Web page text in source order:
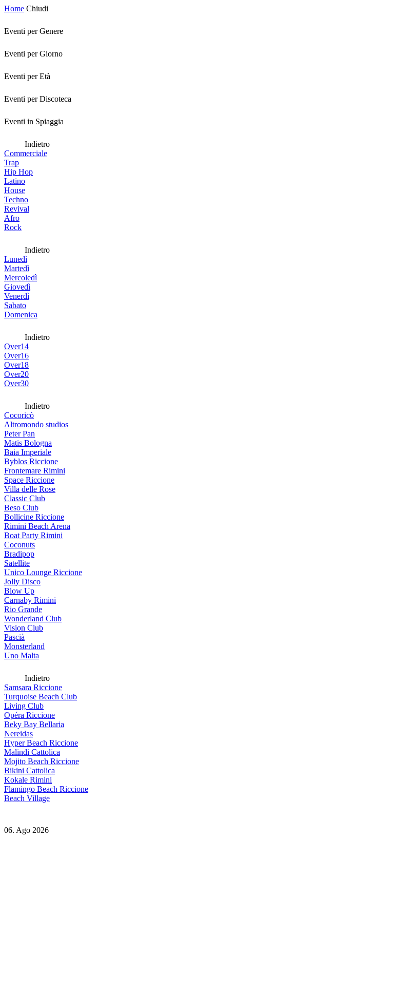
Home Chiudi
Eventi per Genere
Eventi per Giorno
Eventi per Età
Eventi per Discoteca
Eventi in Spiaggia
Indietro
Commerciale
Trap
Hip Hop
Latino
House
Techno
Revival
Afro
Rock
Indietro
Lunedì
Martedì
Mercoledì
Giovedì
Venerdì
Sabato
Domenica
Indietro
Over14
Over16
Over18
Over20
Over30
Indietro
Cocoricò
Altromondo studios
Peter Pan
Matis Bologna
Baia Imperiale
Byblos Riccione
Frontemare Rimini
Space Riccione
Villa delle Rose
Classic Club
Beso Club
Bollicine Riccione
Rimini Beach Arena
Boat Party Rimini
Coconuts
Bradipop
Satellite
Unico Lounge Riccione
Jolly Disco
Blow Up
Carnaby Rimini
Rio Grande
Wonderland Club
Vision Club
Pascià
Monsterland
Uno Malta
Indietro
Samsara Riccione
Turquoise Beach Club
Living Club
Opéra Riccione
Beky Bay Bellaria
Nereidas
Hyper Beach Riccione
Malindi Cattolica
Mojito Beach Riccione
Bikini Cattolica
Kokale Rimini
Flamingo Beach Riccione
Beach Village
06. Ago 2026